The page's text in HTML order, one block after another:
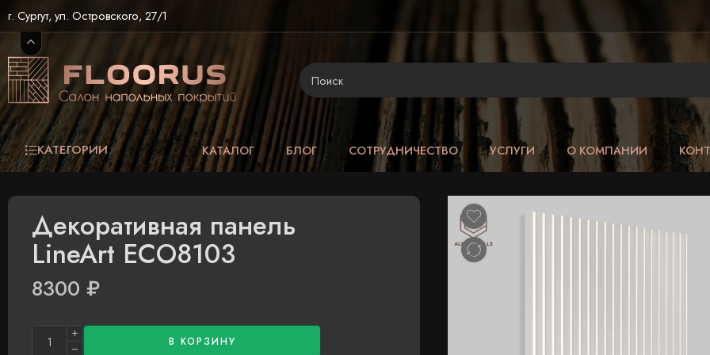
г. Сургут, ул. Островского, 27/1
КАТЕГОРИИ КАТАЛОГ БЛОГ СОТРУДНИЧЕСТВО УСЛУГИ О КОМПАНИИ
Декоративная панель
LineArt ECO8103
8300 ₽
В КОРЗИНУ